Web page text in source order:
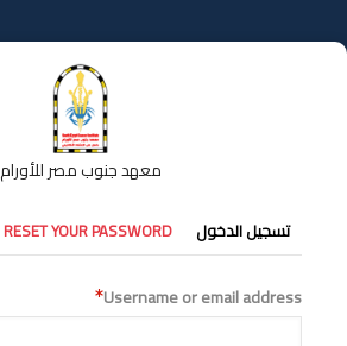
إلى
المحتوى
معهد جنوب مصر للأورام
التبويبات
الأساسية
تسجيل الدخول RESET YOUR PASSWORD
Username or email address